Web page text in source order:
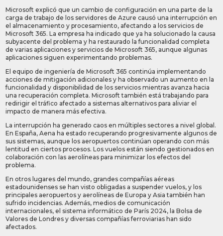
Microsoft explicó que un cambio de configuración en una parte de la
carga de trabajo de los servidores de Azure causó una interrupción en
el almacenamiento y procesamiento, afectando a los servicios de
Microsoft 365. La empresa ha indicado que ya ha solucionado la causa
subyacente del problema y ha restaurado la funcionalidad completa
de varias aplicaciones y servicios de Microsoft 365, aunque algunas
aplicaciones siguen experimentando problemas.
El equipo de ingeniería de Microsoft 365 continúa implementando
acciones de mitigación adicionales y ha observado un aumento en la
funcionalidad y disponibilidad de los servicios mientras avanza hacia
una recuperación completa. Microsoft también está trabajando para
redirigir el tráfico afectado a sistemas alternativos para aliviar el
impacto de manera más efectiva.
La interrupción ha generado caos en múltiples sectores a nivel global.
En España, Aena ha estado recuperando progresivamente algunos de
sus sistemas, aunque los aeropuertos continúan operando con más
lentitud en ciertos procesos. Los vuelos están siendo gestionados en
colaboración con las aerolíneas para minimizar los efectos del
problema.
En otros lugares del mundo, grandes compañías aéreas
estadounidenses se han visto obligadas a suspender vuelos, y los
principales aeropuertos y aerolíneas de Europa y Asia también han
sufrido incidencias. Además, medios de comunicación
internacionales, el sistema informático de París 2024, la Bolsa de
Valores de Londres y diversas compañías ferroviarias han sido
afectados.